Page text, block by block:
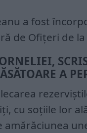
a fost
de Ofițeri de
A
cu soțiile lor
amărăciunea